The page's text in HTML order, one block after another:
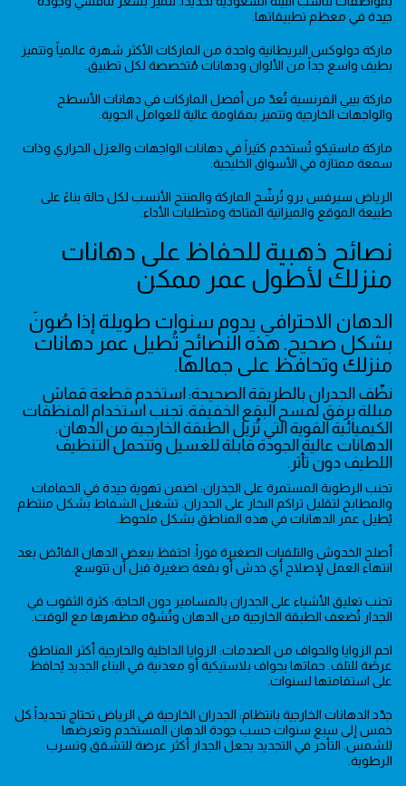
جيدة في معظم تطبيقاتها.
ماركة دولوكس البريطانية واحدة من الماركات الأكثر شهرة عالمياً وتتميز
بطيف واسع جداً من الألوان ودهانات مُتخصصة لكل تطبيق.
ماركة بيبي الفرنسية تُعدّ من أفضل الماركات في دهانات الأسطح
والواجهات الخارجية وتتميز بمقاومة عالية للعوامل الجوية.
ماركة ماستيكو تُستخدم كثيراً في دهانات الواجهات والعزل الحراري وذات
سمعة ممتازة في الأسواق الخليجية.
الرياض سيرفس برو تُرشّح الماركة والمنتج الأنسب لكل حالة بناءً على
طبيعة الموقع والميزانية المتاحة ومتطلبات الأداء.
نصائح ذهبية للحفاظ على دهانات
منزلك لأطول عمر ممكن
الدهان الاحترافي يدوم سنوات طويلة إذا صُونَ
بشكل صحيح. هذه النصائح تُطيل عمر دهانات
منزلك وتحافظ على جمالها.
نظّف الجدران بالطريقة الصحيحة: استخدم قطعة قماش
مبللة برفق لمسح البقع الخفيفة. تجنب استخدام المنظفات
الكيميائية القوية التي تُزيل الطبقة الخارجية من الدهان.
الدهانات عالية الجودة قابلة للغسيل وتتحمل التنظيف
اللطيف دون تأثر.
تجنب الرطوبة المستمرة على الجدران: اضمن تهوية جيدة في الحمامات
والمطابخ لتقليل تراكم البخار على الجدران. تشغيل الشفاط بشكل منتظم
يُطيل عمر الدهانات في هذه المناطق بشكل ملحوظ.
أصلح الخدوش والتلفيات الصغيرة فوراً: احتفظ ببعض الدهان الفائض بعد
انتهاء العمل لإصلاح أي خدش أو بقعة صغيرة قبل أن تتوسع.
تجنب تعليق الأشياء على الجدران بالمسامير دون الحاجة: كثرة الثقوب في
الجدار تُضعف الطبقة الخارجية من الدهان وتُشوّه مظهرها مع الوقت.
احمِ الزوايا والحواف من الصدمات: الزوايا الداخلية والخارجية أكثر المناطق
عرضة للتلف. حماتها بحواف بلاستيكية أو معدنية في البناء الجديد يُحافظ
على استقامتها لسنوات.
جدّد الدهانات الخارجية بانتظام: الجدران الخارجية في الرياض تحتاج تجديداً كل
خمس إلى سبع سنوات حسب جودة الدهان المستخدم وتعرضها
للشمس. التأخر في التجديد يجعل الجدار أكثر عرضة للتشقق وتسرب
الرطوبة.